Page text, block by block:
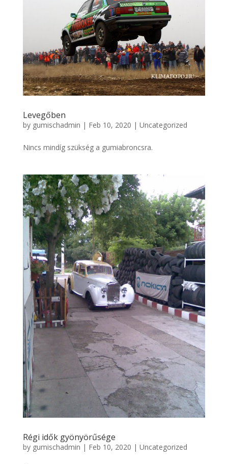
Levegőben
by gumischadmin | Feb 10, 2020 | Uncategorized
Nincs mindíg szükség a gumiabroncsra.
Régi idők gyönyörűsége
by gumischadmin | Feb 10, 2020 | Uncategorized